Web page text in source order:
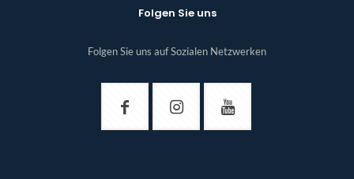
Folgen Sie uns
Folgen Sie uns auf Sozialen Netzwerken